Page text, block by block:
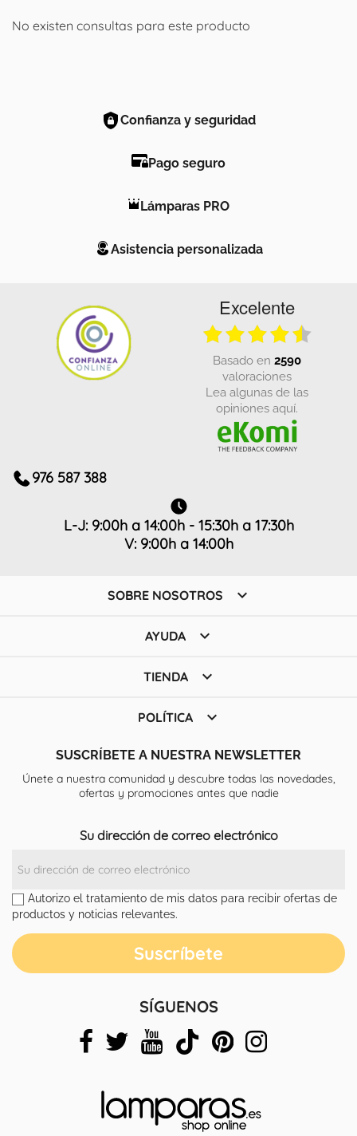
No existen consultas para este producto
Confianza y seguridad
Pago seguro
Lámparas PRO
Asistencia personalizada
Excelente
basado en 2590
valoraciones
Lea algunas de las
opiniones aquí.
976 587 388
L-J: 9:00h a 14:00h - 15:30h a 17:30h
V: 9:00h a 14:00h
SOBRE NOSOTROS 
AYUDA 
TIENDA 
POLÍTICA 
SUSCRÍBETE A NUESTRA NEWSLETTER
Únete a nuestra comunidad y descubre todas las novedades,
ofertas y promociones antes que nadie
Su dirección de correo electrónico
Autorizo el tratamiento de mis datos para recibir ofertas de
productos y noticias relevantes.
SÍGUENOS